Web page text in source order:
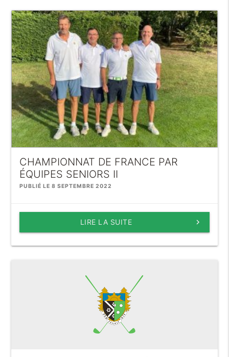
CHAMPIONNAT DE FRANCE PAR
ÉQUIPES SENIORS II
PUBLIÉ LE 8 SEPTEMBRE 2022
keyboard_arrow_right
LIRE LA SUITE